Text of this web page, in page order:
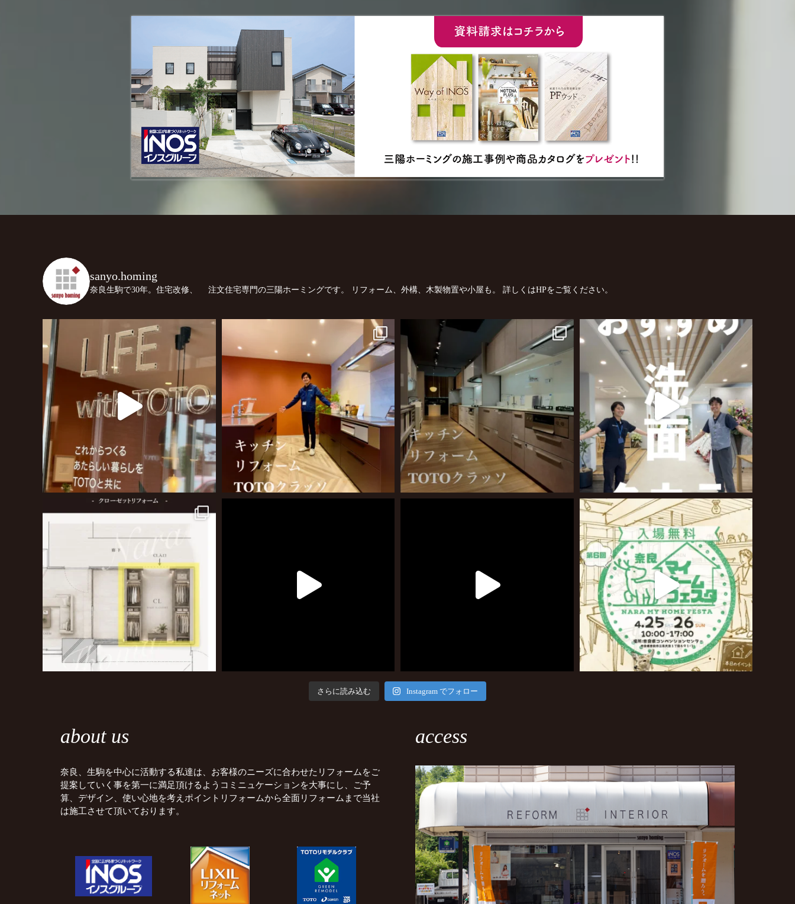
sanyo.homing
奈良生駒で30年。住宅改修、 注文住宅専門の三陽ホーミングです。 リフォーム、外構、木製物置や小屋も。 詳しくはHPをご覧ください。
さらに読み込む Instagram でフォロー
about us
奈良、生駒を中心に活動する私達は、お客様のニーズに合わせたリフォームをご
提案していく事を第一に満足頂けるようコミニュケーションを大事にし、ご予
算、デザイン、使い心地を考えポイントリフォームから全面リフォームまで当社
は施工させて頂いております。
access